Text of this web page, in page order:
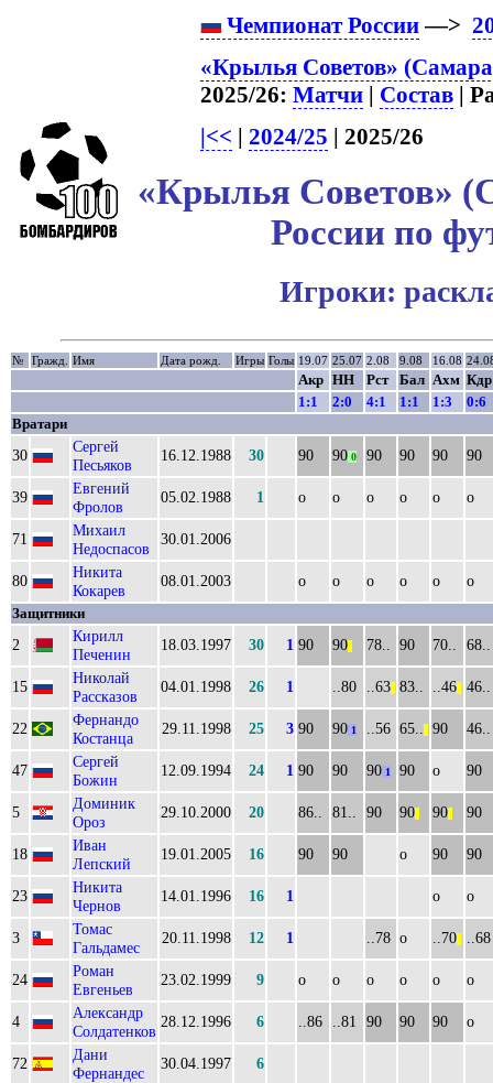
Чемпионат России—>
«Крылья Советов»
2025/26: Матчи | Состав |
|<< | 2024/25 | 2025/26
«Крылья Советов»
России по
Игроки:
№ Гражд. Имя Дата рожд. Игры Голы 19.07 25.07 2.08 9.08 16.08
Акр НН Рст Бал Ахм Кдр
1:1
2:0 4:1 1:1 1:3
0:6
Вратари
30
Сергей
Песьяков
16.12.1988 30 90 90 0 90 90 90 90
39
Евгений
Фролов
05.02.1988 1 о о о о о о
71
Михаил
Недоспасов
30.01.2006
80
Никита
Кокарев
08.01.2003 о о о о о о
Защитники
2
Кирилл
Печенин
18.03.1997 30 1 90 90 78.. 90 70.. 68..
15
Николай
Рассказов
04.01.1998 26 1 ..80 ..63 83.. ..46 46..
22
Фернандо
Костанца
29.11.1998 25 3 90 90 1 ..56 65.. 90 46..
47
Сергей
Божин
12.09.1994 24 1 90 90 90 1 90 о 90
5
Доминик
Ороз
29.10.2000 20 86.. 81.. 90 90 90 90
18
Иван
Лепский
19.01.2005 16 90 90 о 90 90
23
Никита
Чернов
14.01.1996 16 1 о о
3
Томас
Гальдамес
20.11.1998 12 1 ..78 о ..70 ..68
24
Роман
Евгеньев
23.02.1999 9 о о о о о о
4
Александр
Солдатенков
28.12.1996 6 ..86 ..81 90 90 90 о
72
Дани
Фернандес
30.04.1997 6